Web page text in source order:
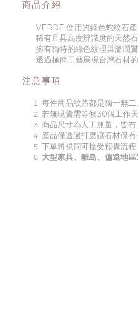
商品介紹
VERDE 使用的綠色蛇紋石
稀有且具高度辨識度的天然
擁有獨特的綠色紋理與溫潤
透過極簡工藝展現台灣石材
注意事項
每件商品紋路都是獨一無二
若無現貨需等候30個工作天
商品尺寸為人工測量，皆有
產品僅透過打磨讓石材保有
下單將視同可接受預購流程
大型家具、離島、偏遠地